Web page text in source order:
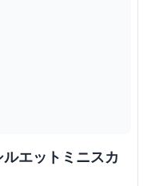
エットミニスカ